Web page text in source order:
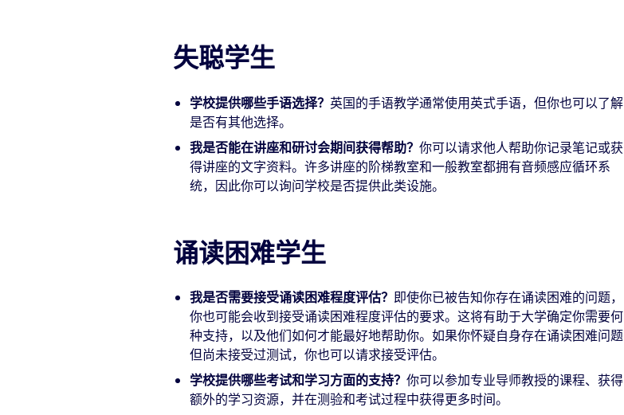
失聪学生
学校提供哪些手语选择？ 英国的手语教学通常使用英式手语，但你也可以了解
是否有其他选择。
我是否能在讲座和研讨会期间获得帮助？你可以请求他人帮助你记录笔记或获
得讲座的文字资料。许多讲座的阶梯教室和一般教室都拥有音频感应循环系
统，因此你可以询问学校是否提供此类设施。
诵读困难学生
我是否需要接受诵读困难程度评估？ 即使你已被告知你存在诵读困难的问题，
你也可能会收到接受诵读困难程度评估的要求。这将有助于大学确定你需要何
种支持，以及他们如何才能最好地帮助你。如果你怀疑自身存在诵读困难问题
但尚未接受过测试，你也可以请求接受评估。
学校提供哪些考试和学习方面的支持？你可以参加专业导师教授的课程、获得
额外的学习资源，并在测验和考试过程中获得更多时间。